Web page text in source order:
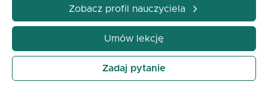
uczniowie poprawią swoje zrozumienie matematyki,
zyskają pewność siebie i będą w stanie rozwiązywać
różnorodne problemy, zdać zadania domowe i
egzaminy oraz rozwinąć prawdziwą metodę
logicznego rozumowania.
Zobacz profil nauczyciela
Umów lekcję
Zadaj pytanie